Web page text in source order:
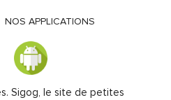
NOS APPLICATIONS
Sigog, le site de petites